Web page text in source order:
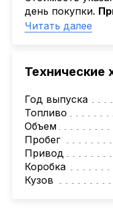
день покупки.
необходимо
Читать далее
Технические
Год выпуска
Топливо
Объем
Пробег
Привод
Коробка
Кузов
Активлизиг
Индивидуальные
0% аванс